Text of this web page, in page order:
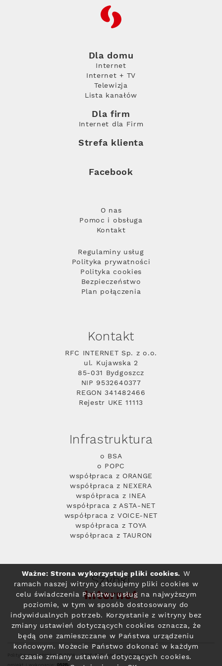
RFC
Dla domu
Internet
Internet + TV
Telewizja
Lista kanałów
Dla firm
Internet dla Firm
Strefa klienta
Facebook
O nas
Pomoc i obsługa
Kontakt
Regulaminy usług
Polityka prywatności
Polityka cookies
Bezpieczeństwo
Plan połączenia
Kontakt
RFC INTERNET Sp. z o.o.
ul. Kujawska 2
85-031 Bydgoszcz
NIP 9532640377
REGON 341482466
Rejestr UKE 11113
Infrastruktura
o BSA
o POPC
współpraca z ORANGE
współpraca z NEXERA
współpraca z INEA
współpraca z ASTA-NET
współpraca z VOICE-NET
współpraca z TOYA
współpraca z TAURON
Szybki
Internet
Polityka prywatności© 2004 - 2026 RFC Internet i Telewizja
Ważne: Strona wykorzystuje pliki cookies. W
ramach naszej witryny stosujemy pliki cookies w
celu świadczenia Państwu usług na najwyższym
poziomie, w tym w sposób dostosowany do
indywidualnych potrzeb. Korzystanie z witryny bez
zmiany ustawień dotyczących cookies oznacza, że
będą one zamieszczane w Państwa urządzeniu
końcowym. Możecie Państwo dokonać w każdym
czasie zmiany ustawień dotyczących cookies.